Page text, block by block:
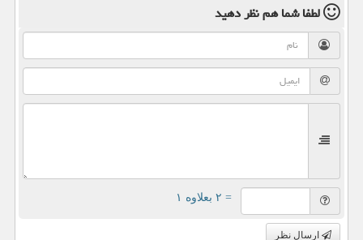
لطفا شما همنظر دهید
= ۲ بعلاوه ۱
ارسال نظر